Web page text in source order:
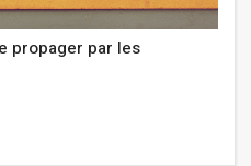
propager par les